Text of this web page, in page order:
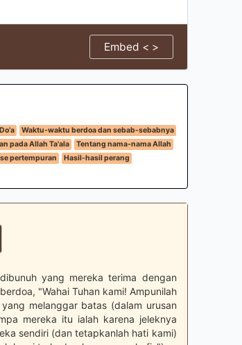
Embed < >
Do'a
Waktu-waktu berdoa dan sebab-sebabnya
pada Allah Ta'ala
Tentang nama-nama Allah
pertempuran
Hasil-hasil perang
yang mereka terima dengan
"Wahai Tuhan kami! Ampunilah
melanggar batas (dalam urusan
mereka itu ialah karena jeleknya
sendiri (dan tetapkanlah hati kami)